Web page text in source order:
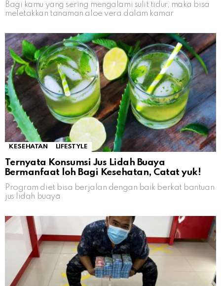
Bagi kamu yang sering mengalami sulit tidur, maka bisa
meletakkan tanaman aloe vera dalam kamar
KESEHATAN LIFESTYLE
Ternyata Konsumsi Jus Lidah Buaya
Bermanfaat loh Bagi Kesehatan, Catat yuk!
Program diet bisa berjalan dengan baik berkat bantuan
jus lidah buaya